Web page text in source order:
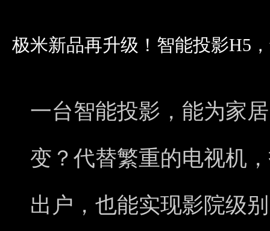
极米新品再升级！智能投影H5
一台智能投影，能为家
变？代替繁重的电视机
出户，也能实现影院级